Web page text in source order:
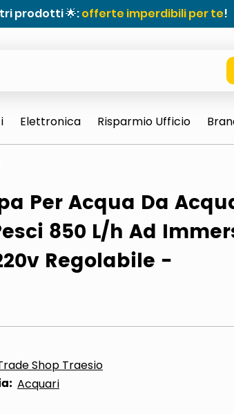
prodotti 🌟:offerte imperdibili per te!
sun
Elettronica Risparmio Ufficio
Per Acqua Da
850 L/h Ad
Regolabile -
Shop Traesio
Acquari